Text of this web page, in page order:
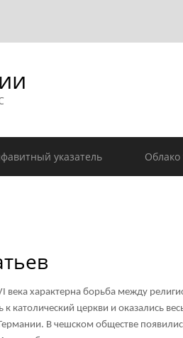
указатель Облако
характерна борьба между
к католический церкви и оказались
В чешском обществе